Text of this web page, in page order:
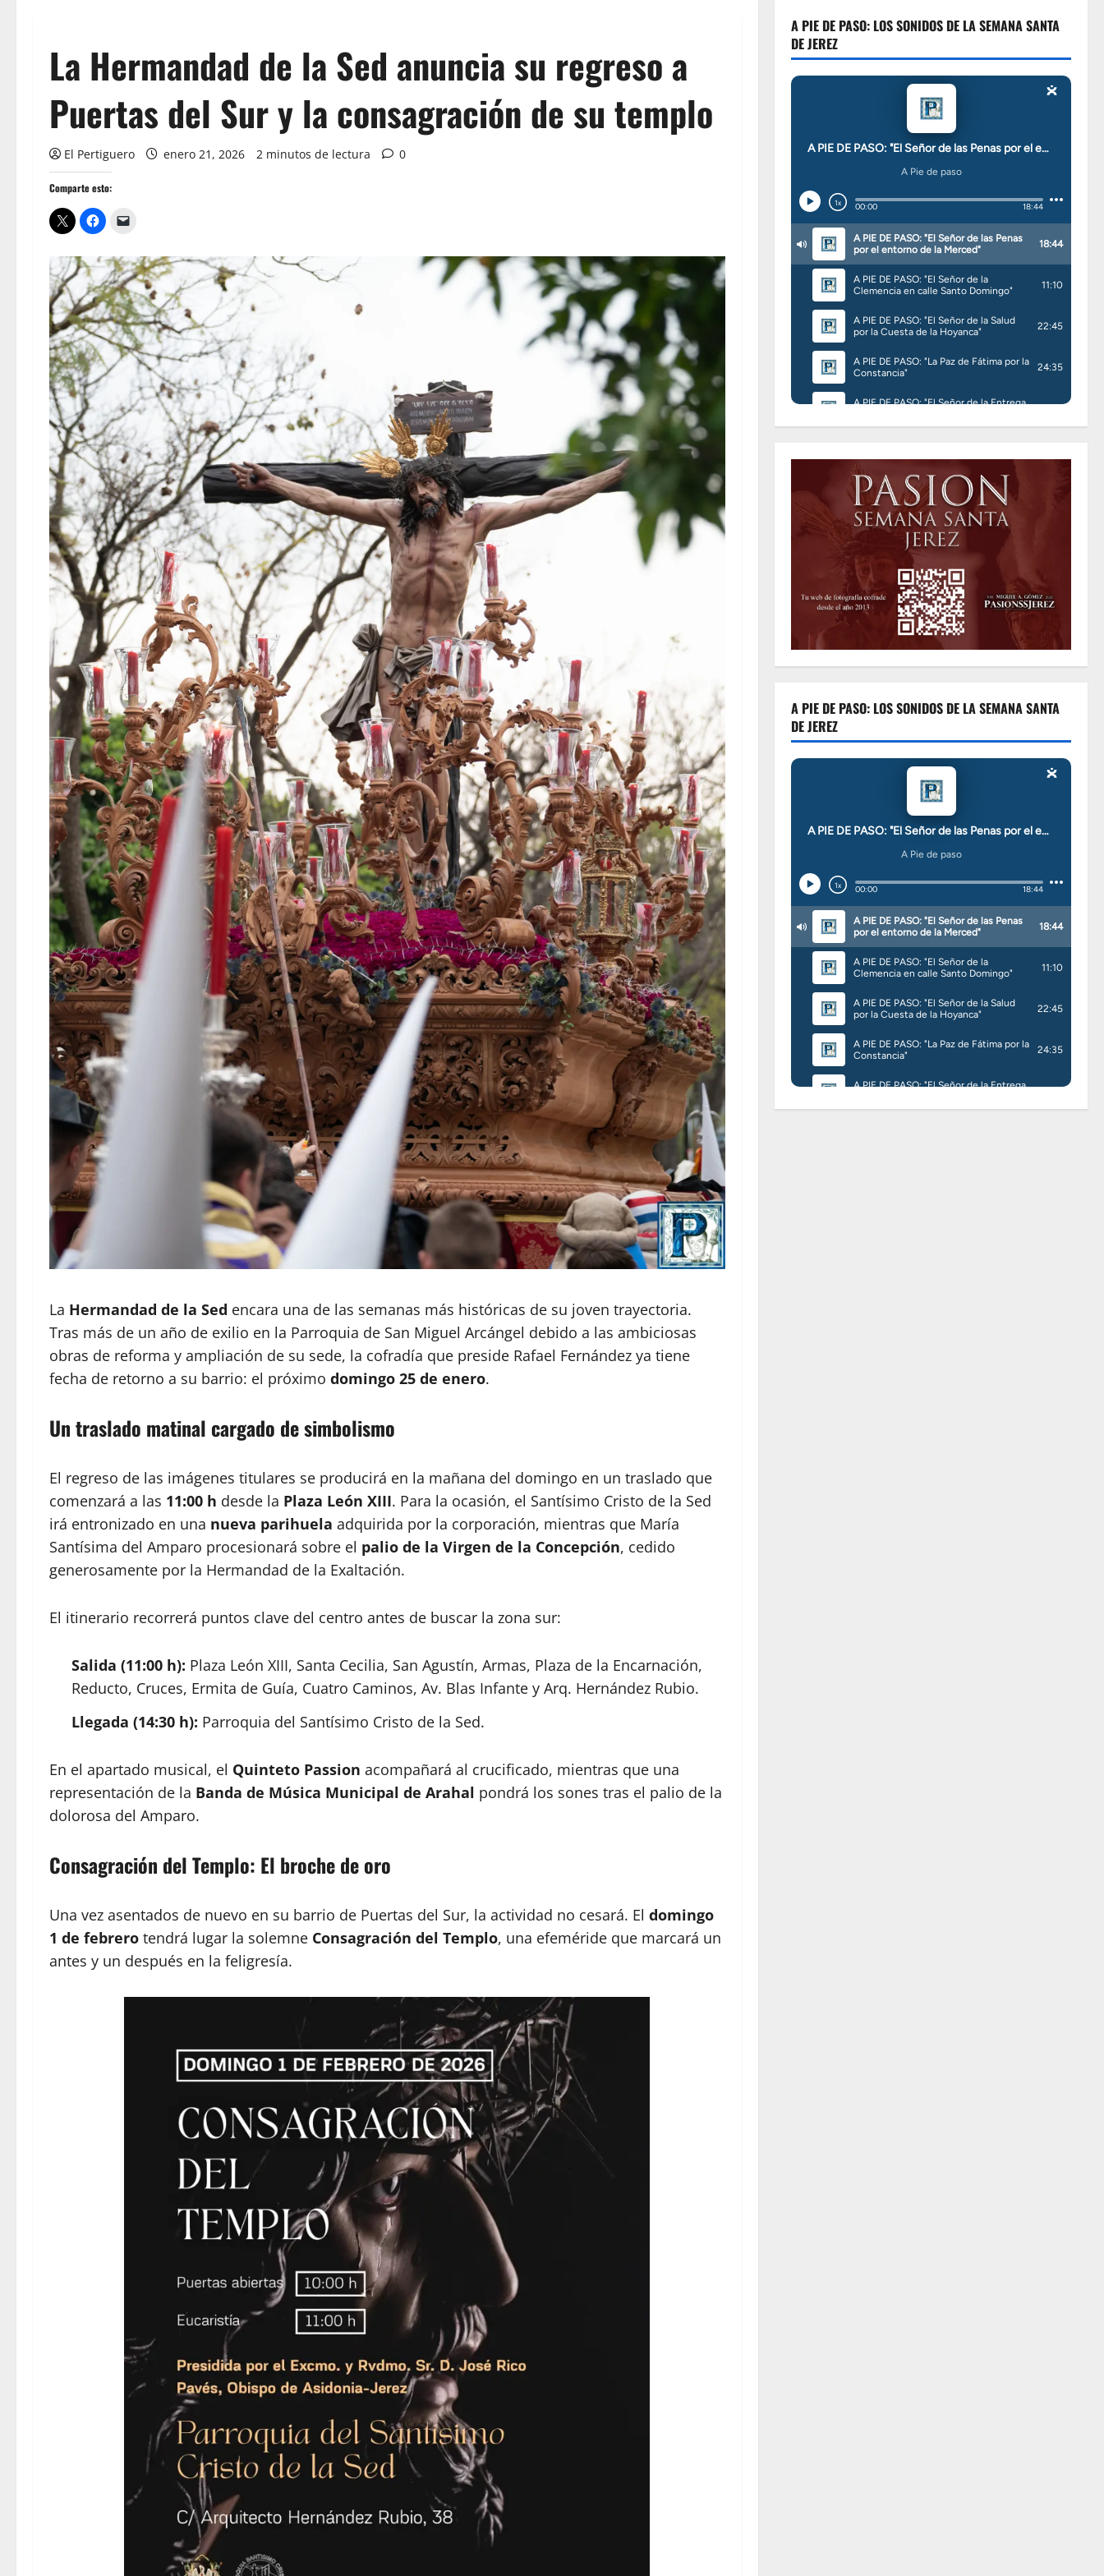
La Hermandad de la Sed anuncia su regreso a
Puertas del Sur y la consagración de su templo
El Pertiguero enero 21, 2026 2 minutos de lectura 0
Comparte esto:
La Hermandad de la Sed encara una de las semanas más históricas de su joven trayectoria.
Tras más de un año de exilio en la Parroquia de San Miguel Arcángel debido a las ambiciosas
obras de reforma y ampliación de su sede, la cofradía que preside Rafael Fernández ya tiene
fecha de retorno a su barrio: el próximo domingo 25 de enero.
Un traslado matinal cargado de simbolismo
El regreso de las imágenes titulares se producirá en la mañana del domingo en un traslado que
comenzará a las 11:00 h desde la Plaza León XIII. Para la ocasión, el Santísimo Cristo de la Sed
irá entronizado en una nueva parihuela adquirida por la corporación, mientras que María
Santísima del Amparo procesionará sobre el palio de la Virgen de la Concepción, cedido
generosamente por la Hermandad de la Exaltación.
El itinerario recorrerá puntos clave del centro antes de buscar la zona sur:
Salida (11:00 h): Plaza León XIII, Santa Cecilia, San Agustín, Armas, Plaza de la Encarnación,
Reducto, Cruces, Ermita de Guía, Cuatro Caminos, Av. Blas Infante y Arq. Hernández Rubio.
Llegada (14:30 h): Parroquia del Santísimo Cristo de la Sed.
En el apartado musical, el Quinteto Passion acompañará al crucificado, mientras que una
representación de la Banda de Música Municipal de Arahal pondrá los sones tras el palio de la
dolorosa del Amparo.
Consagración del Templo: El broche de oro
Una vez asentados de nuevo en su barrio de Puertas del Sur, la actividad no cesará. El domingo
1 de febrero tendrá lugar la solemne Consagración del Templo, una efeméride que marcará un
antes y un después en la feligresía.
A PIE DE PASO: LOS SONIDOS DE LA SEMANA SANTA
DE JEREZ
A PIE DE PASO: LOS SONIDOS DE LA SEMANA SANTA
DE JEREZ